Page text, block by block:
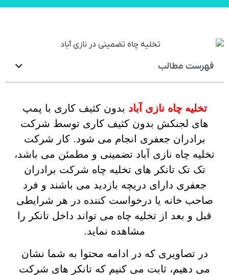
فهرست مطالب
تخلیه چاه نازی آباد بدون کثیف کاری با پمپ
های لجنکش بدون کثیف کاری توسط شرکت
برادران جعفری انجام می شود. کار شرکت
تخلیه چاه نازی آباد تضمینی و مطمئن می باشد،
تک تک تانکر های تخلیه چاه شرکت برادران
جعفری دارای دریچه بازدید می باشند و فرد
صاحب خانه یا درخواست کننده در هر شرایطی
قبل و بعد از تخلیه چاه می تواند داخل تانکر را
مشاهده نماید.
در تصاویری که در ادامه محتوا به شما نشان
می دهیم، ثابت می کنیم که تانکر های شرکت